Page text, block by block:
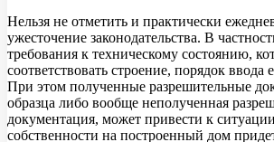
Нельзя не отметить и практически
ужесточение законодательства. В
требования к техническому состоянию,
соответствовать строение, порядок ввода
При этом полученные разрешительные
образца либо вообще неполученная
документация, может привести к
собственности на построенный дом